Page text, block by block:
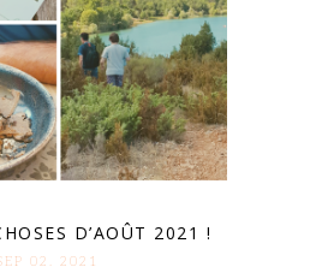
D’AOÛT 2021 !
02. 2021